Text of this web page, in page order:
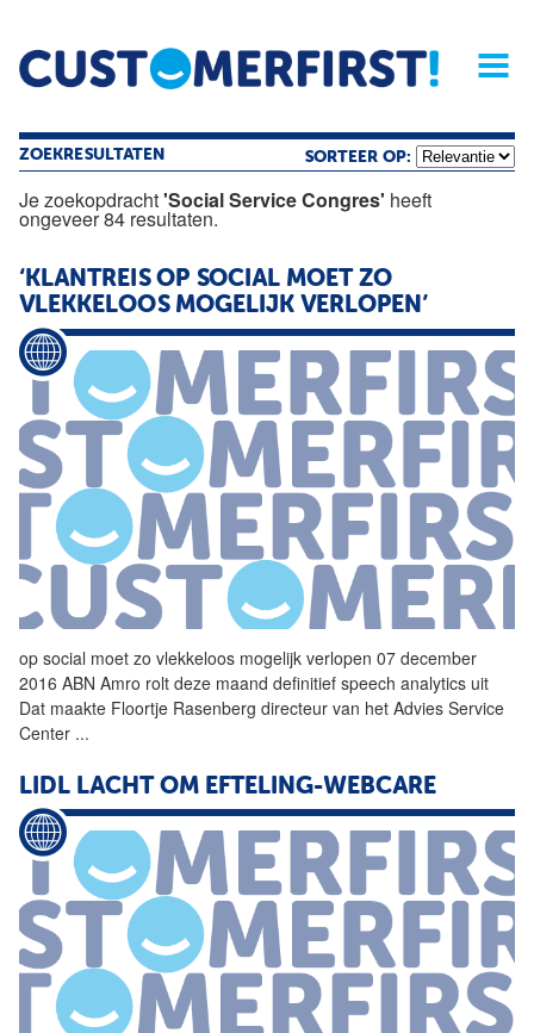
Home Opinie Archief
Magazine
ZOEKRESULTATEN SORTEER OP:
Je zoekopdracht'Social Service Congres' heeft
ongeveer 84 resultaten.
‘KLANTREIS OP SOCIAL MOET ZO
VLEKKELOOS MOGELIJK VERLOPEN’
op social moet zo vlekkeloos mogelijk verlopen 07 december
2016 ABN Amro rolt deze maand definitief speech analytics uit
Dat maakte Floortje Rasenberg directeur van het Advies Service
Center ...
LIDL LACHT OM EFTELING-WEBCARE